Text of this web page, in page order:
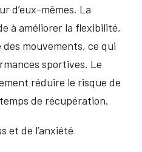
d’eux-mêmes. La
à améliorer la flexibilité,
mouvements, ce qui
sportives. Le
réduire le risque de
de récupération.
et de l’anxiété